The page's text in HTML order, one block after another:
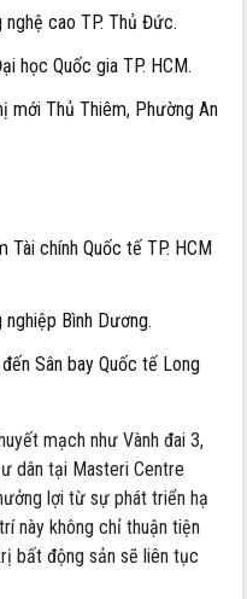
nghệ cao TP. Thủ Đức.
học Quốc gia TP. HCM.
mới Thủ Thiêm, Phường An
Tài chính Quốc tế TP. HCM
Bình Dương.
Sân bay Quốc tế Long
mạch như Vành đai 3,
dân tại Masteri Centre
lợi từ sự phát triển hạ
này không chỉ thuận tiện
bất động sản sẽ liên tục